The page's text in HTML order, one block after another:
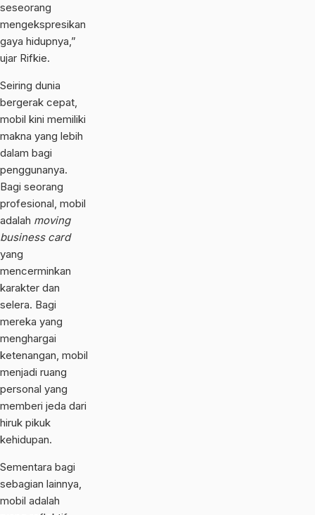
seseorang
mengekspresikan
gaya hidupnya,”
ujar Rifkie.
Seiring dunia
bergerak cepat,
mobil kini memiliki
makna yang lebih
dalam bagi
penggunanya.
Bagi seorang
profesional, mobil
adalah moving
business card
yang
mencerminkan
karakter dan
selera. Bagi
mereka yang
menghargai
ketenangan, mobil
menjadi ruang
personal yang
memberi jeda dari
hiruk pikuk
kehidupan.
Sementara bagi
sebagian lainnya,
mobil adalah